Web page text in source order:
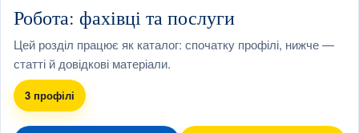
Робота: фахівці та послуги
Цей розділ працює як каталог: спочатку профілі, нижче —
статті й довідкові матеріали.
3 профілі